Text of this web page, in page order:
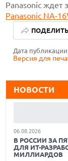
Panasonic ждет
Panasonic NA-
Дата
Версия для
НОВОСТИ
06.08.2026
ПЕРЕВОЗЧИКОВ
06.08.2026
ПРИ ПОРЫВАХ
06.08.2026
В РОССИИ ЗА
ДЛЯ ИТ-
МИЛЛИАРДОВ